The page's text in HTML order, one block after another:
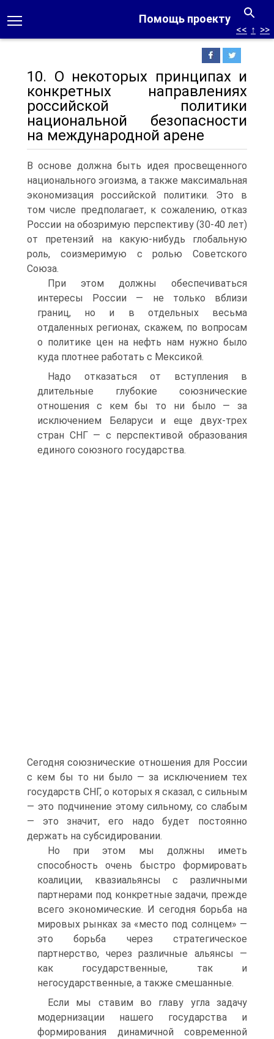
Помощь проекту
<< ↑ >>
10. О некоторых принципах и
конкретных направлениях
российской политики
национальной безопасности
на международной арене
В основе должна быть идея просвещенного
национального эгоизма, а также максимальная
экономизация российской политики. Это в
том числе предполагает, к сожалению, отказ
России на обозримую перспективу (30-40 лет)
от претензий на какую-нибудь глобальную
роль, соизмеримую с ролью Советского
Союза.
При этом должны обеспечиваться
интересы России — не только вблизи
границ, но и в отдельных весьма
отдаленных регионах, скажем, по вопросам
о политике цен на нефть нам нужно было
куда плотнее работать с Мексикой.
Надо отказаться от вступления в
длительные глубокие союзнические
отношения с кем бы то ни было — за
исключением Беларуси и еще двух-трех
стран СНГ — с перспективой образования
единого союзного государства.
Сегодня союзнические отношения для России
с кем бы то ни было — за исключением тех
государств СНГ, о которых я сказал, с сильным
— это подчинение этому сильному, со слабым
— это значит, его надо будет постоянно
держать на субсидировании.
Но при этом мы должны иметь
способность очень быстро формировать
коалиции, квазиальянсы с различными
партнерами под конкретные задачи, прежде
всего экономические. И сегодня борьба на
мировых рынках за «место под солнцем» —
это борьба через стратегическое
партнерство, через различные альянсы —
как государственные, так и
негосударственные, а также смешанные.
Если мы ставим во главу угла задачу
модернизации нашего государства и
формирования динамичной современной